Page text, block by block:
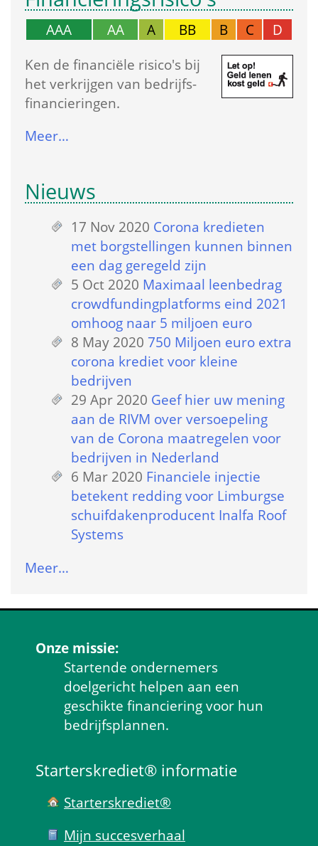
AAA AA A BB B C
D
Ken de financiële risico's bij
het verkrijgen van bedrijfs­
financieringen.
Meer…
Nieuws
17 Nov 2020 Corona kredieten
met borgstellingen kunnen binnen
een dag geregeld zijn
5 Oct 2020 Maximaal leenbedrag
crowdfundingplatforms eind 2021
omhoog naar 5 miljoen euro
8 May 2020 750 Miljoen euro extra
corona krediet voor kleine
bedrijven
29 Apr 2020 Geef hier uw mening
aan de RIVM over versoepeling
van de Corona maatregelen voor
bedrijven in Nederland
6 Mar 2020 Financiele injectie
betekent redding voor Limburgse
schuifdakenproducent Inalfa Roof
Systems
Meer…
Onze missie:
Startende ondernemers
doelgericht helpen aan een
geschikte financiering voor hun
bedrijfsplannen.
Starterskrediet® informatie
Starterskrediet®
Mijn succes­verhaal